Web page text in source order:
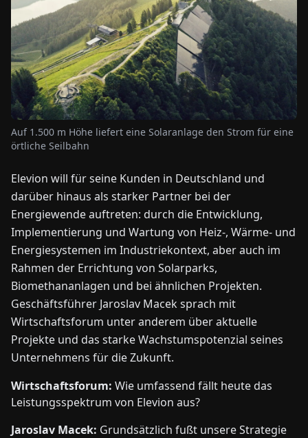
NEWS
ÜBER
UNS
KONTAKT
ZU
UNS
Auf 1.500 m Höhe liefert eine Solaranlage den Strom für eine
örtliche Seilbahn
Elevion will für seine Kunden in Deutschland und
darüber hinaus als starker Partner bei der
Energiewende auftreten: durch die Entwicklung,
Implementierung und Wartung von Heiz-, Wärme- und
Energiesystemen im Industriekontext, aber auch im
Rahmen der Errichtung von Solarparks,
Biomethananlagen und bei ähnlichen Projekten.
Geschäftsführer Jaroslav Macek sprach mit
Wirtschaftsforum unter anderem über aktuelle
Projekte und das starke Wachstumspotenzial seines
Unternehmens für die Zukunft.
Wirtschaftsforum: Wie umfassend fällt heute das
Leistungsspektrum von Elevion aus?
Jaroslav Macek: Grundsätzlich fußt unsere Strategie